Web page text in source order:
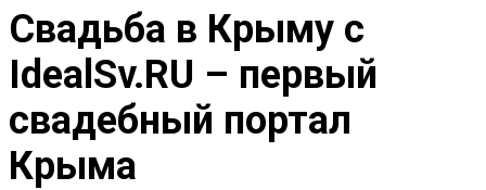
Свадьба в Крыму c
IdealSv.RU – первый
свадебный портал
Крыма